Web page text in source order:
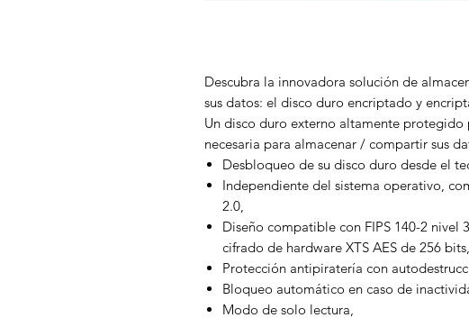
Descubra la innovadora solución de
sus datos: el disco duro encriptado y
Un disco duro externo altamente
necesaria para almacenar / compartir sus
Desbloqueo de su disco duro desde el
Independiente del sistema operativo,
2.0,
Diseño compatible con FIPS 140-2 nivel
cifrado de hardware XTS AES de 256 bits,
Protección antipiratería con
Bloqueo automático en caso de
Modo de solo lectura,